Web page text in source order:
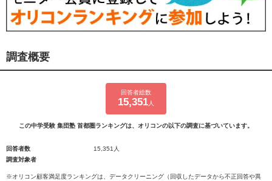
調査概要
回答者総数
15,351 人
この中学受験 集団塾 首都圏ランキングは、オリコンの以下の調査に基づいています。
回答者数
15,351人
調査対象者
※オリコン顧客満足度ランキングは、データクリーニング（回収したデータから不正回答や異